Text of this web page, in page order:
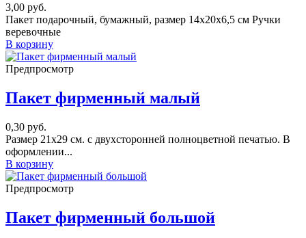
3,00 руб.
Пакет подарочный, бумажный, размер 14х20х6,5 см Ручки
веревочные
В корзину
Предпросмотр
Пакет фирменный малый
0,30 руб.
Размер 21х29 см. с двухсторонней полноцветной печатью. В
оформлении...
В корзину
Предпросмотр
Пакет фирменный большой